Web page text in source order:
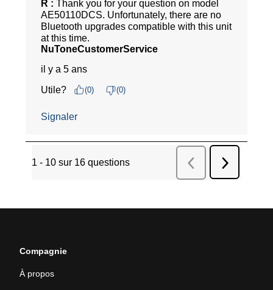
Compagnie
À propos